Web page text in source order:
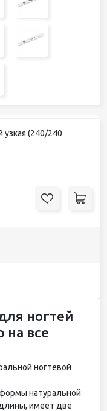
узкая (240/240
ногтей
на все
ногтевой
натуральной
имеет две